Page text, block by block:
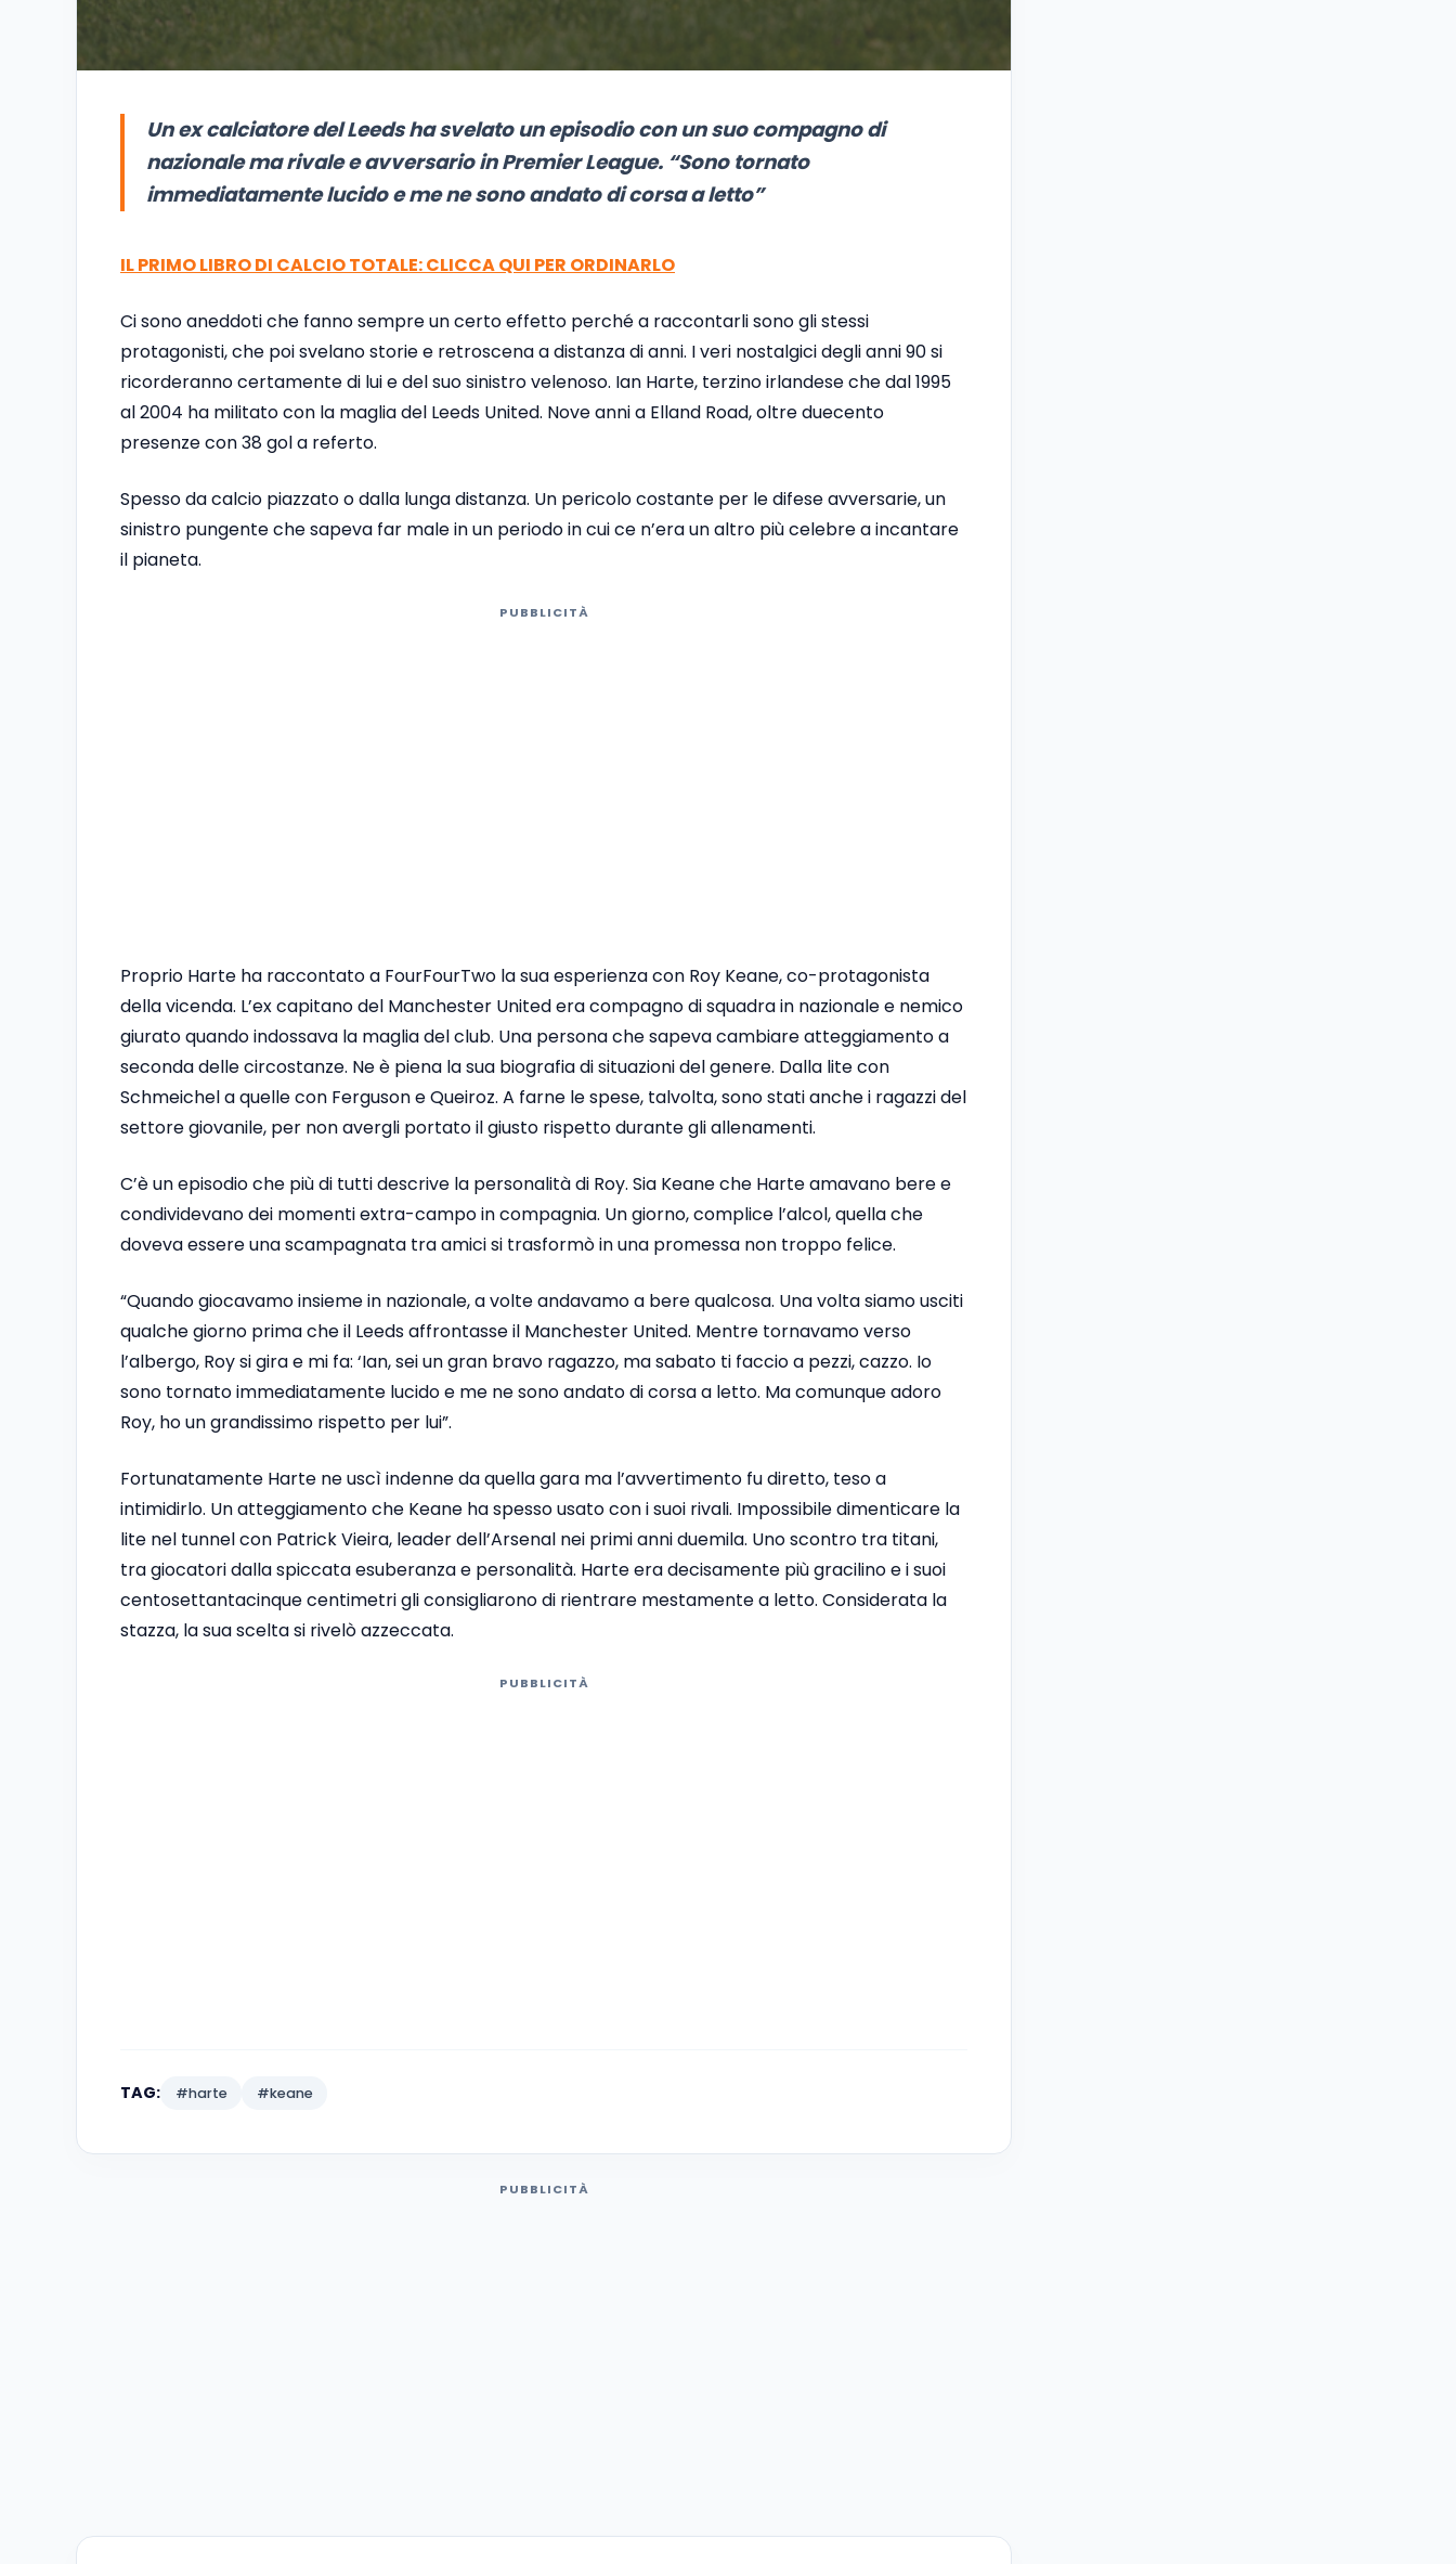
Un ex calciatore del Leeds ha svelato un episodio con un suo compagno di
nazionale ma rivale e avversario in Premier League. “Sono tornato
immediatamente lucido e me ne sono andato di corsa a letto”
IL PRIMO LIBRO DI CALCIO TOTALE: CLICCA QUI PER ORDINARLO
Ci sono aneddoti che fanno sempre un certo effetto perché a raccontarli sono gli stessi
protagonisti, che poi svelano storie e retroscena a distanza di anni. I veri nostalgici degli anni 90 si
ricorderanno certamente di lui e del suo sinistro velenoso. Ian Harte, terzino irlandese che dal 1995
al 2004 ha militato con la maglia del Leeds United. Nove anni a Elland Road, oltre duecento
presenze con 38 gol a referto.
Spesso da calcio piazzato o dalla lunga distanza. Un pericolo costante per le difese avversarie, un
sinistro pungente che sapeva far male in un periodo in cui ce n’era un altro più celebre a incantare
il pianeta.
PUBBLICITÀ
Proprio Harte ha raccontato a FourFourTwo la sua esperienza con Roy Keane, co-protagonista
della vicenda. L’ex capitano del Manchester United era compagno di squadra in nazionale e nemico
giurato quando indossava la maglia del club. Una persona che sapeva cambiare atteggiamento a
seconda delle circostanze. Ne è piena la sua biografia di situazioni del genere. Dalla lite con
Schmeichel a quelle con Ferguson e Queiroz. A farne le spese, talvolta, sono stati anche i ragazzi del
settore giovanile, per non avergli portato il giusto rispetto durante gli allenamenti.
C’è un episodio che più di tutti descrive la personalità di Roy. Sia Keane che Harte amavano bere e
condividevano dei momenti extra-campo in compagnia. Un giorno, complice l’alcol, quella che
doveva essere una scampagnata tra amici si trasformò in una promessa non troppo felice.
“Quando giocavamo insieme in nazionale, a volte andavamo a bere qualcosa. Una volta siamo usciti
qualche giorno prima che il Leeds affrontasse il Manchester United. Mentre tornavamo verso
l’albergo, Roy si gira e mi fa: ‘Ian, sei un gran bravo ragazzo, ma sabato ti faccio a pezzi, cazzo. Io
sono tornato immediatamente lucido e me ne sono andato di corsa a letto. Ma comunque adoro
Roy, ho un grandissimo rispetto per lui”.
Fortunatamente Harte ne uscì indenne da quella gara ma l’avvertimento fu diretto, teso a
intimidirlo. Un atteggiamento che Keane ha spesso usato con i suoi rivali. Impossibile dimenticare la
lite nel tunnel con Patrick Vieira, leader dell’Arsenal nei primi anni duemila. Uno scontro tra titani,
tra giocatori dalla spiccata esuberanza e personalità. Harte era decisamente più gracilino e i suoi
centosettantacinque centimetri gli consigliarono di rientrare mestamente a letto. Considerata la
stazza, la sua scelta si rivelò azzeccata.
PUBBLICITÀ
TAG: #harte #keane
PUBBLICITÀ